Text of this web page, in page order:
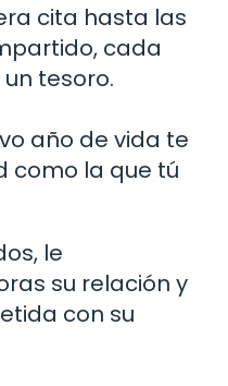
cita hasta las
cada
tesoro.
año de vida te
como la que tú
le
su relación y
con su